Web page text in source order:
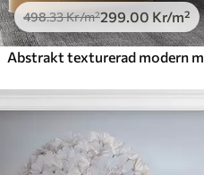
498.33Kr/m²299 .00 Kr/m²